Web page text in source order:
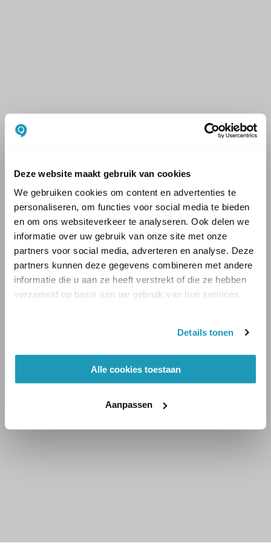
Deze website maakt gebruik van cookies
We gebruiken cookies om content en advertenties te
personaliseren, om functies voor social media te bieden
en om ons websiteverkeer te analyseren. Ook delen we
informatie over uw gebruik van onze site met onze
partners voor social media, adverteren en analyse. Deze
partners kunnen deze gegevens combineren met andere
informatie die u aan ze heeft verstrekt of die ze hebben
verzameld op basis van uw gebruik van hun services.
Details tonen
Alle cookies toestaan
Aanpassen